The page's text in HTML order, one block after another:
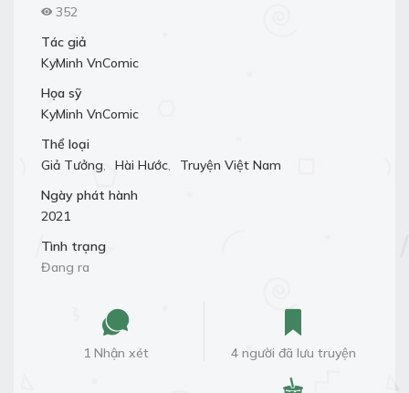
352
Tác giả
KyMinh VnComic
Họa sỹ
KyMinh VnComic
Thể loại
Giả Tưởng, Hài Hước,
Truyện Việt Nam
Ngày phát hành
2021
Tình trạng
Đang ra
1 Nhận xét 4 người đã lưu truyện